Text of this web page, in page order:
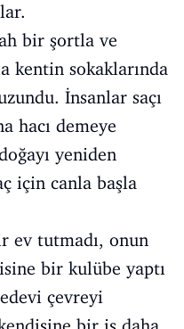
bir şortla ve
kentin sokaklarında
İnsanlar saçı
hacı demeye
yeniden
için canla başla
ev tutmadı, onun
bir kulübe yaptı
çevreyi